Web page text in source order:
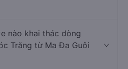
nào khai thác dòng
Trăng từ Ma Đa Guôi